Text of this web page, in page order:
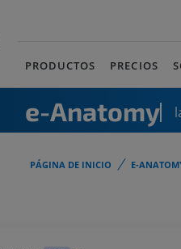
PRODUCTOS PRECIOS
e-Anatomy
PÁGINA DE INICIO E-